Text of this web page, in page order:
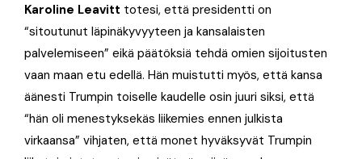
Karoline Leavitt totesi, että presidentti on
“sitoutunut läpinäkyvyyteen ja kansalaisten
palvelemiseen” eikä päätöksiä tehdä omien sijoitusten
vaan maan etu edellä. Hän muistutti myös, että kansa
äänesti Trumpin toiselle kaudelle osin juuri siksi, että
“hän oli menestyksekäs liikemies ennen julkista
virkaansa” vihjaten, että monet hyväksyvät Trumpin